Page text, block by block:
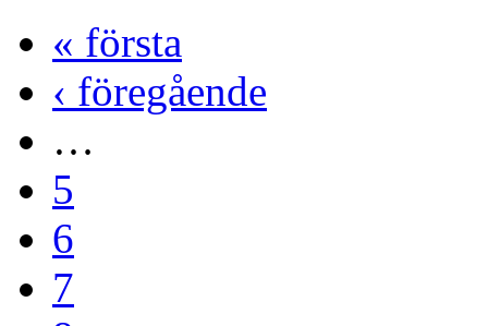
« första
‹ föregående
…
5
6
7